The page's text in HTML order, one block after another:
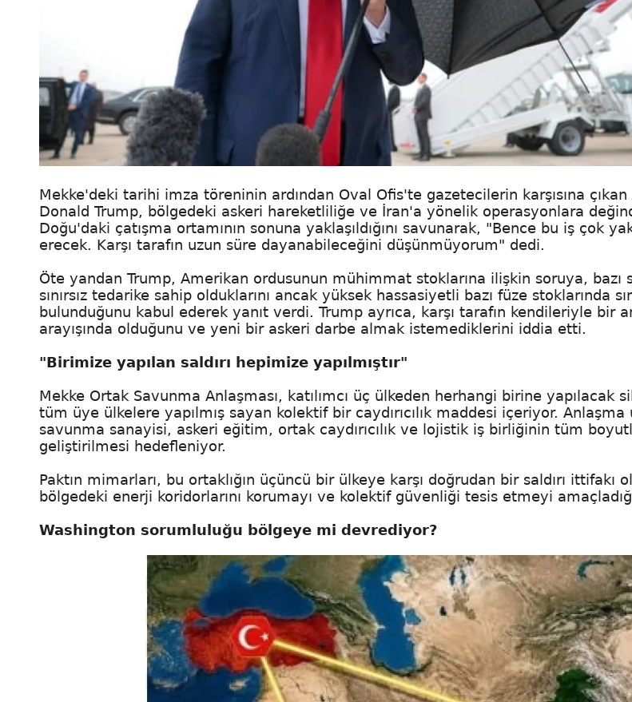
Mekke'deki tarihi imza töreninin ardından Oval Ofis'te gazetecilerin karşısına çıkan
Donald Trump, bölgedeki askeri hareketliliğe ve İran'a yönelik operasyonlara
Doğu'daki çatışma ortamının sonuna yaklaşıldığını savunarak, "Bence bu iş çok
erecek. Karşı tarafın uzun süre dayanabileceğini düşünmüyorum" dedi.
Öte yandan Trump, Amerikan ordusunun mühimmat stoklarına ilişkin soruya, bazı
sınırsız tedarike sahip olduklarını ancak yüksek hassasiyetli bazı füze stoklarında
bulunduğunu kabul ederek yanıt verdi. Trump ayrıca, karşı tarafın kendileriyle bir
arayışında olduğunu ve yeni bir askeri darbe almak istemediklerini iddia etti.
"Birimize yapılan saldırı hepimize yapılmıştır"
Mekke Ortak Savunma Anlaşması, katılımcı üç ülkeden herhangi birine yapılacak
tüm üye ülkelere yapılmış sayan kolektif bir caydırıcılık maddesi içeriyor. Anlaşma
savunma sanayisi, askeri eğitim, ortak caydırıcılık ve lojistik iş birliğinin tüm
geliştirilmesi hedefleniyor.
Paktın mimarları, bu ortaklığın üçüncü bir ülkeye karşı doğrudan bir saldırı ittifakı
bölgedeki enerji koridorlarını korumayı ve kolektif güvenliği tesis etmeyi
Washington sorumluluğu bölgeye mi devrediyor?